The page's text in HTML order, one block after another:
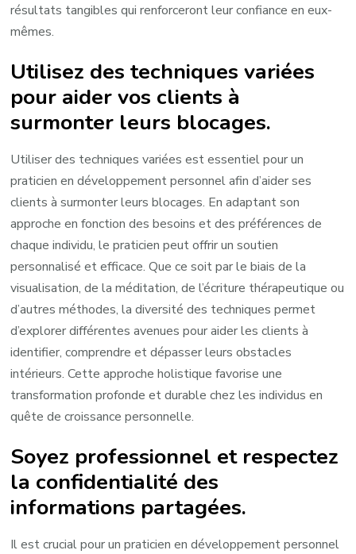
résultats tangibles qui renforceront leur confiance en eux-
mêmes.
Utilisez des techniques variées
pour aider vos clients à
surmonter leurs blocages.
Utiliser des techniques variées est essentiel pour un
praticien en développement personnel afin d’aider ses
clients à surmonter leurs blocages. En adaptant son
approche en fonction des besoins et des préférences de
chaque individu, le praticien peut offrir un soutien
personnalisé et efficace. Que ce soit par le biais de la
visualisation, de la méditation, de l’écriture thérapeutique ou
d’autres méthodes, la diversité des techniques permet
d’explorer différentes avenues pour aider les clients à
identifier, comprendre et dépasser leurs obstacles
intérieurs. Cette approche holistique favorise une
transformation profonde et durable chez les individus en
quête de croissance personnelle.
Soyez professionnel et respectez
la confidentialité des
informations partagées.
Il est crucial pour un praticien en développement personnel